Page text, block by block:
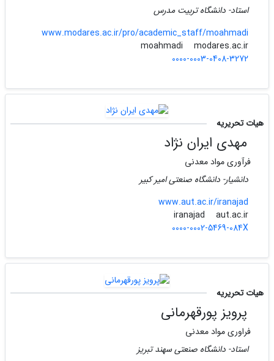
استاد- دانشگاه تربیت مدرس
www.modares.ac.ir/pro/academic_staff/moahmadi
moahmadi
modares.ac.ir
0000-0003-0408-3272
هیات تحریریه
مهدی ایران نژاد
فرآوری مواد معدنی
دانشیار- دانشگاه صنعتی امیر کبیر
www.aut.ac.ir/iranajad
iranajad
aut.ac.ir
0000-0002-5469-084X
هیات تحریریه
پرویز پورقهرمانی
فراوری مواد معدنی
استاد- دانشگاه صنعتی سهند تبریز